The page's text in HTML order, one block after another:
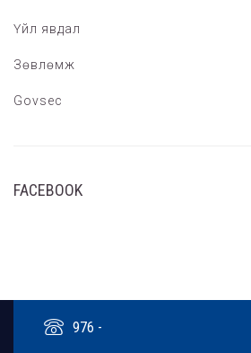
Үйл явдал
Зөвлөмж
Govsec
FACEBOOK
976 -